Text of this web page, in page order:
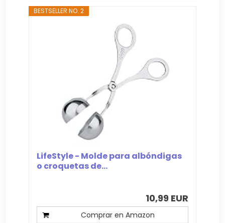
BESTSELLER NO. 2
LifeStyle - Molde para albóndigas
o croquetas de...
10,99 EUR
Comprar en Amazon